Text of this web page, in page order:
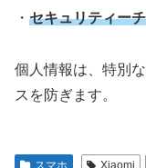
・ セキュリティー
個人情報は、特別
スを防ぎます。
スマホ Xiaomi